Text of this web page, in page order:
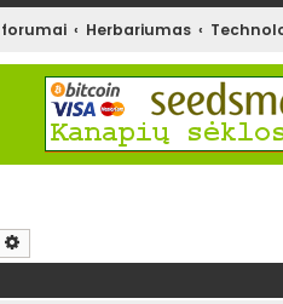
forumai Herbariumas